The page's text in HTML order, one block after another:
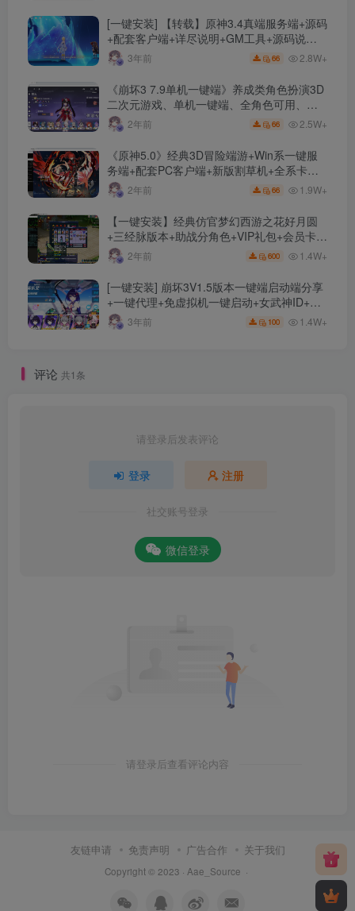
[一键安装] 【转载】原神3.4真端服务端+源码
+配套客户端+详尽说明+GM工具+源码说明
文件3年前 66 2.8W+
《崩坏3 7.9单机一键端》养成类角色扮演3D
二次元游戏、单机一键端、全角色可用、无
限资源、附带保姆级安装教程
2年前 66 2.5W+
《原神5.0》经典3D冒险端游+Win系一键服
务端+配套PC客户端+新版割草机+全系卡池
文件2年前 66 1.9W+
【一键安装】经典仿官梦幻西游之花好月圆
+三经脉版本+助战分角色+VIP礼包+会员卡
+剧情活动+视频搭建及其他修改资料
2年前 600 1.4W+
[一键安装] 崩坏3V1.5版本一键端启动端分享
+一键代理+免虚拟机一键启动+女武神ID+详
细指令+极简一键修改
3年前 100 1.4W+
评论 共1条
请登录后发表评论
登录 注册
社交账号登录
微信登录
请登录后查看评论内容
友链申请 免责声明 广告合作 关于我们
Copyright © 2023 · Aae_Source ·